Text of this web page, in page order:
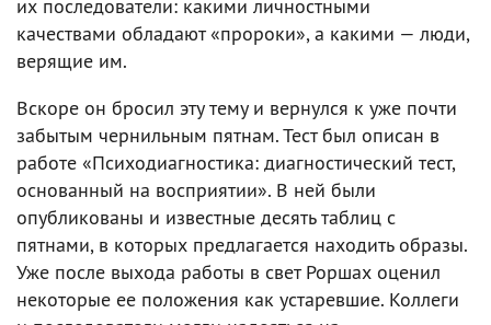
их последователи: какими личностными
качествами обладают «пророки», а какими — люди,
верящие им.
Вскоре он бросил эту тему и вернулся к уже почти
забытым чернильным пятнам. Тест был описан в
работе «Психодиагностика: диагностический тест,
основанный на восприятии». В ней были
опубликованы и известные десять таблиц с
пятнами, в которых предлагается находить образы.
Уже после выхода работы в свет Роршах оценил
некоторые ее положения как устаревшие. Коллеги